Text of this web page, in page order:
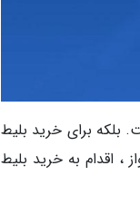
بلکه برای خرید بلیط
، اقدام به خرید بلیط